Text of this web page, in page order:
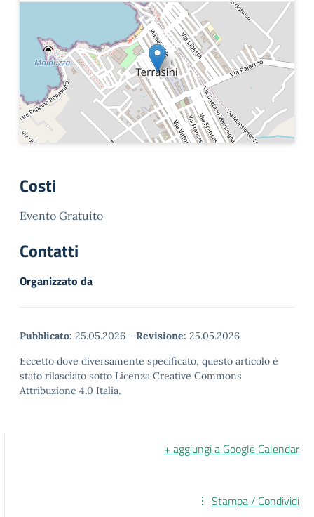
Costi
Evento Gratuito
Contatti
Organizzato da
Pubblicato: 25.05.2026 - Revisione: 25.05.2026
Eccetto dove diversamente specificato, questo articolo è
stato rilasciato sotto Licenza Creative Commons
Attribuzione 4.0 Italia.
+ aggiungi a Google Calendar
Stampa / Condividi